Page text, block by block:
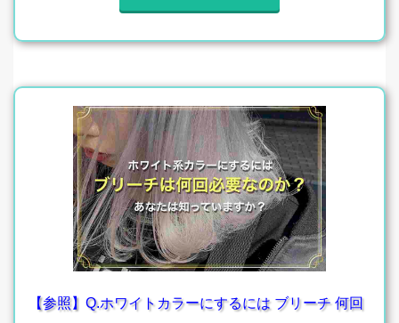
【参照】Q.ホワイトカラーにするには ブリーチ 何回